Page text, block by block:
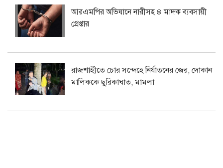
আরএমপির অভিযানে নারীসহ ৪ মাদক ব্যবসায়ী
গ্রেপ্তার
রাজশাহীতে চোর সন্দেহে নির্যাতনের জের, দোকান
মালিককে ছুরিকাঘাত, মামলা